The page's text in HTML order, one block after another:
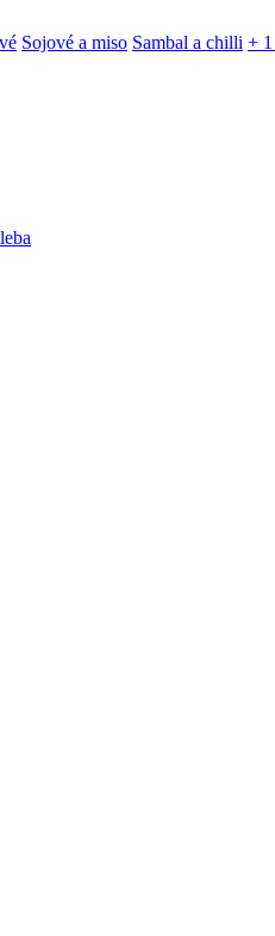
Sojové a miso Sambal a chilli +